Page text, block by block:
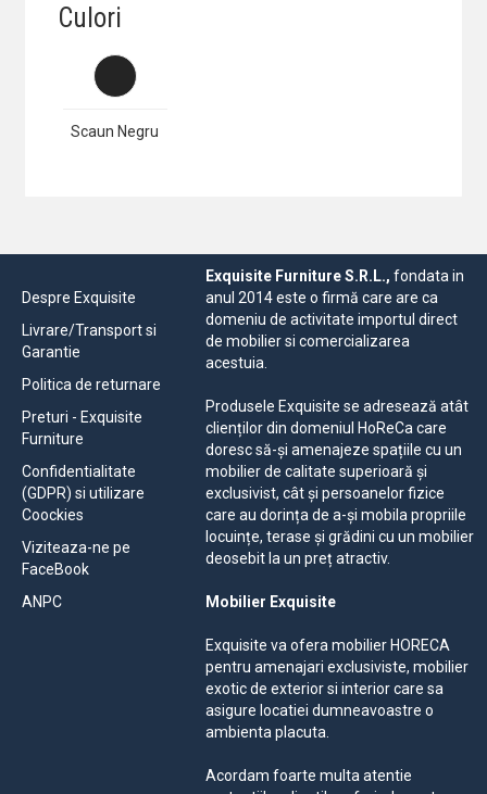
Culori
Scaun Negru
Despre Exquisite
Livrare/Transport si
Garantie
Politica de returnare
Preturi - Exquisite
Furniture
Confidentialitate
(GDPR) si utilizare
Coockies
Viziteaza-ne pe
FaceBook
ANPC
Exquisite Furniture S.R.L.,fondata in
anul 2014 este o firmă care are ca
domeniu de activitate importul direct
de mobilier si comercializarea
acestuia.
Produsele Exquisite se adresează atât
clienților din domeniul HoReCa care
doresc să-și amenajeze spațiile cu un
mobilier de calitate superioară și
exclusivist, cât și persoanelor fizice
care au dorința de a-și mobila propriile
locuințe, terase și grădini cu un mobilier
deosebit la un preț atractiv.
Mobilier Exquisite
Exquisite va ofera mobilier HORECA
pentru amenajari exclusiviste, mobilier
exotic de exterior si interior care sa
asigure locatiei dumneavoastre o
ambienta placuta.
Acordam foarte multa atentie